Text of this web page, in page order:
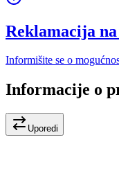
Reklamacija
Informišite se o
Informacije o
Uporedi